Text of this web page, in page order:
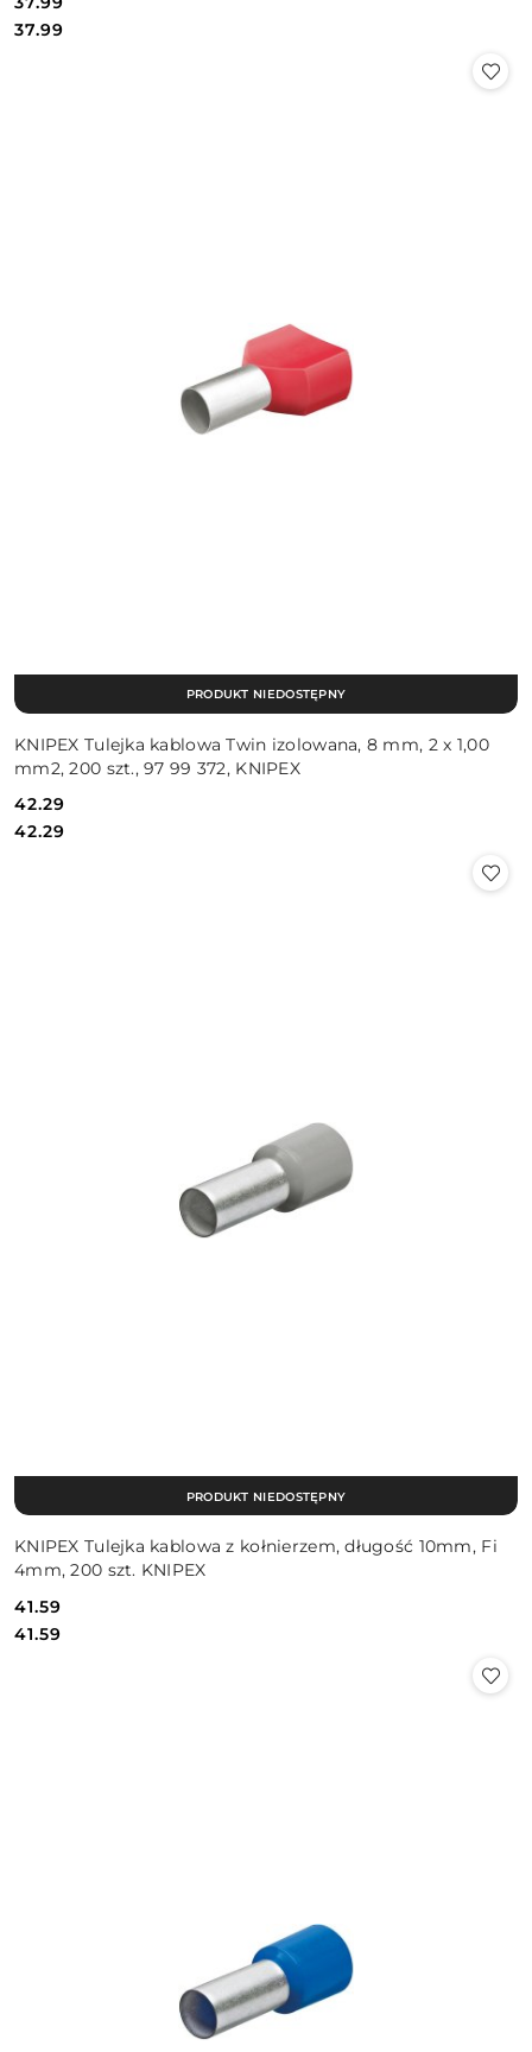
Cena:
Cena:
37.99
KNIPEX Tulejka kablowa Twin izolowana, 8 mm, 2 x 1,00
mm2, 200 szt., 97 99 372, KNIPEX
Cena:
42.29
Cena:
42.29
PRODUKT NIEDOSTĘPNY
KNIPEX Tulejka kablowa z kołnierzem, długość 10mm, Fi
4mm, 200 szt. KNIPEX
Cena:
41.59
Cena:
41.59
PRODUKT NIEDOSTĘPNY